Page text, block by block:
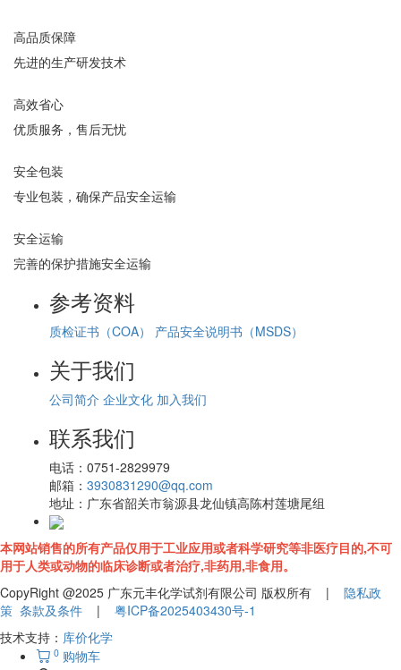
高品质保障
先进的生产研发技术
高效省心
优质服务，售后无忧
安全包装
专业包装，确保产品安全运输
安全运输
完善的保护措施安全运输
参考资料
质检证书（COA） 产品安全说明书（MSDS）
关于我们
公司简介 企业文化 加入我们
联系我们
电话： 0751-2829979
邮箱： 3930831290@qq.com
地址： 广东省韶关市翁源县龙仙镇高陈村莲塘尾组
本网站销售的所有产品仅用于工业应用或者科学研究等非医疗目的,不可
用于人类或动物的临床诊断或者治疗,非药用,非食用。
CopyRight @2025 广东元丰化学试剂有限公司 版权所有 | 隐私政
策 条款及条件 | 粤ICP备2025403430号-1
技术支持： 库价化学
0 购物车